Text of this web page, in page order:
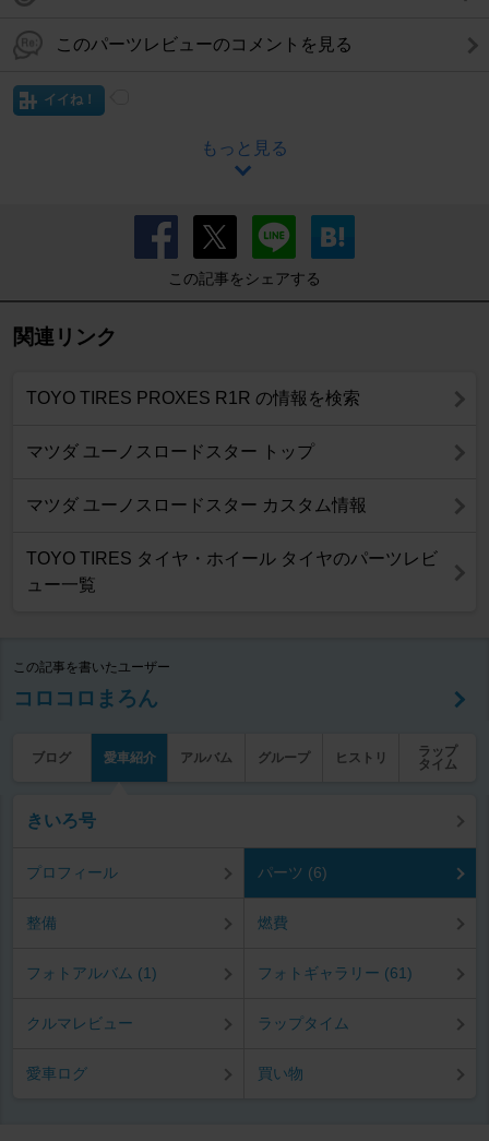
このパーツレビューのコメントを見る
イイね！
もっと見る
この記事をシェアする
関連リンク
TOYO TIRES PROXES R1R の情報を検索
マツダ ユーノスロードスター トップ
マツダ ユーノスロードスター カスタム情報
TOYO TIRES タイヤ・ホイール タイヤのパーツレビ
ュー一覧
この記事を書いたユーザー
コロコロまろん
ブログ 愛車紹介 アルバム グループ ヒストリ
ラップ
タイム
きいろ号
プロフィール パーツ (6)
整備 燃費
フォトアルバム (1) フォトギャラリー (61)
クルマレビュー ラップタイム
愛車ログ 買い物